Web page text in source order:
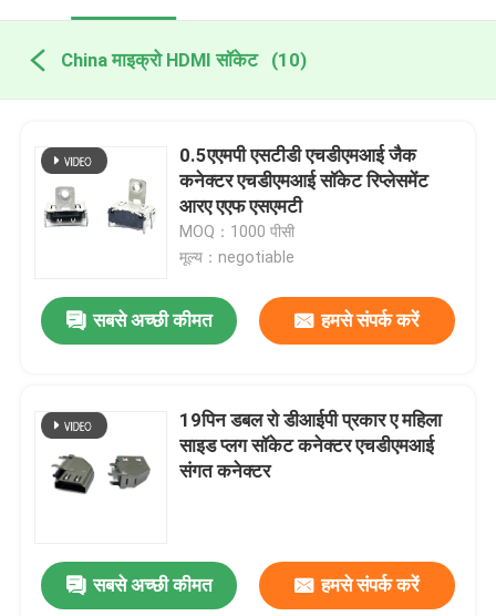
China माइक्रो HDMI सॉकेट (10)
0.5एएमपी एसटीडी एचडीएमआई जैक
कनेक्टर एचडीएमआई सॉकेट रिप्लेसमेंट
आरए एएफ एसएमटी
MOQ：1000 पीसी
मूल्य：negotiable
सबसे अच्छी कीमत हमसे संपर्क करें
19पिन डबल रो डीआईपी प्रकार ए महिला
साइड प्लग सॉकेट कनेक्टर एचडीएमआई
संगत कनेक्टर
सबसे अच्छी कीमत हमसे संपर्क करें